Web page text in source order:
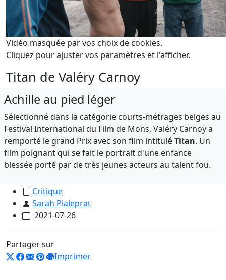
Vidéo masquée par vos choix de cookies.
Cliquez pour ajuster vos paramètres et l'afficher.
Titan de Valéry Carnoy
Achille au pied léger
Sélectionné dans la catégorie courts-métrages belges au
Festival International du Film de Mons, Valéry Carnoy a
remporté le grand Prix avec son film intituléTitan. Un
film poignant qui se fait le portrait d'une enfance
blessée porté par de très jeunes acteurs au talent fou.
Critique
Sarah Pialeprat
2021-07-26
Partager sur
Imprimer